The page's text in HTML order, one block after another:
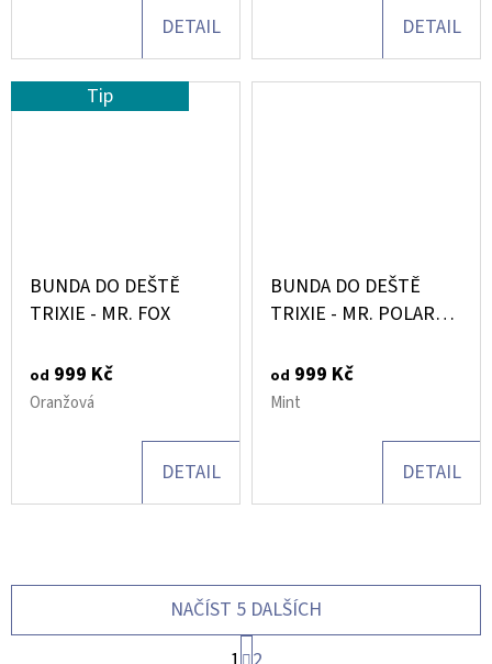
DETAIL DETAIL
Tip
BUNDA DO DEŠTĚ
TRIXIE - MR. FOX
od 999 Kč
Oranžová
DETAIL
BUNDA DO DEŠTĚ
TRIXIE - MR. POLAR
od 999 Kč
Mint
DETAIL
NAČÍST 5 DALŠÍCH
S